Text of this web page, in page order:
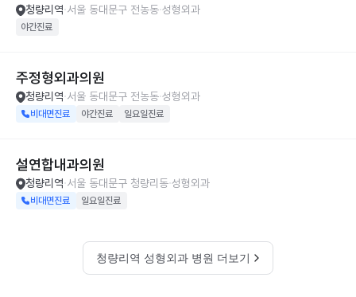
청량리역 서울 동대문구 전농동 성형외과
야간진료
주정형외과의원
청량리역 서울 동대문구 전농동 성형외과
비대면진료 야간진료 일요일진료
설연합내과의원
청량리역 서울 동대문구 청량리동 성형외과
비대면진료 일요일진료
청량리역 성형외과 병원 더보기